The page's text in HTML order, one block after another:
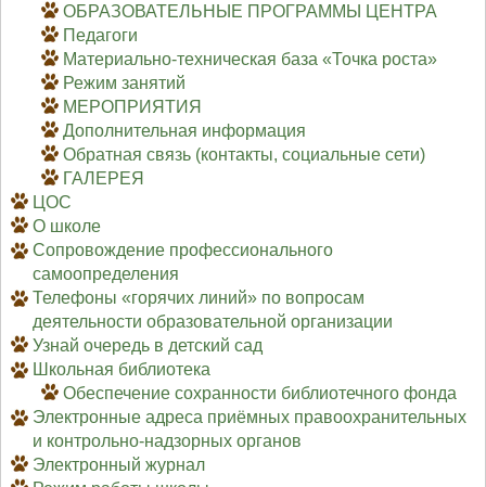
ОБРАЗОВАТЕЛЬНЫЕ ПРОГРАММЫ ЦЕНТРА
Педагоги
Материально-техническая база «Точка роста»
Режим занятий
МЕРОПРИЯТИЯ
Дополнительная информация
Обратная связь (контакты, социальные сети)
ГАЛЕРЕЯ
ЦОС
О школе
Сопровождение профессионального
самоопределения
Телефоны «горячих линий» по вопросам
деятельности образовательной организации
Узнай очередь в детский сад
Школьная библиотека
Обеспечение сохранности библиотечного фонда
Электронные адреса приёмных правоохранительных
и контрольно-надзорных органов
Электронный журнал